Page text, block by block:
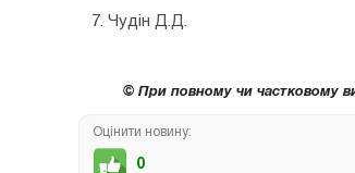
7. Чудін Д.Д.
© При повному чи частковому
Оцінити новину:
0